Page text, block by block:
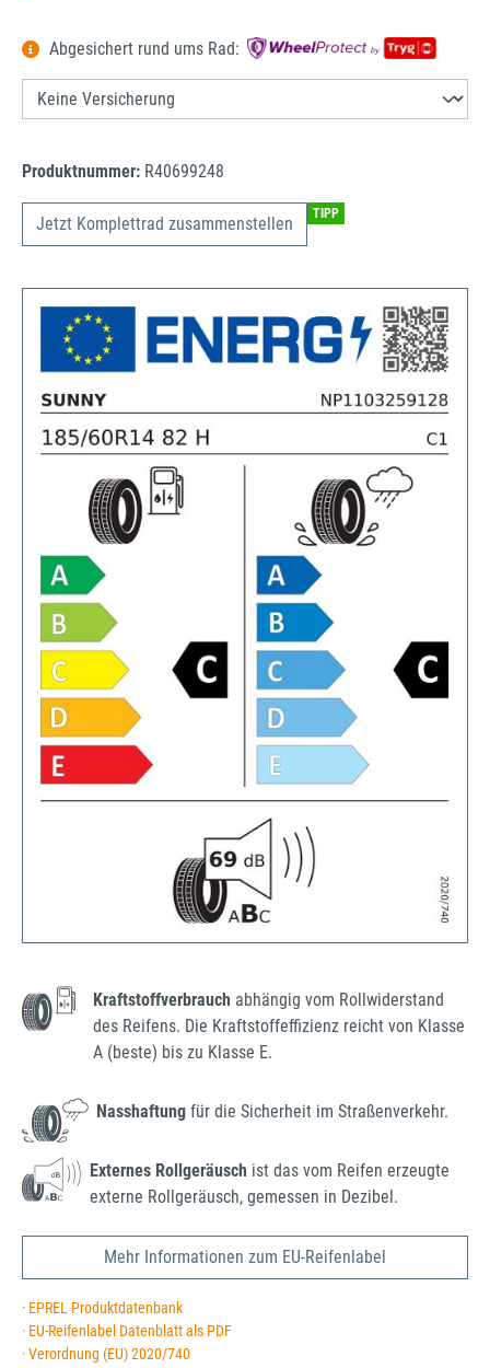
Abgesichert rund ums Rad:
Produktnummer: R40699248
Jetzt Komplettrad zusammenstellen TIPP
Kraftstoffverbrauch abhängig vom Rollwiderstand
des Reifens. Die Kraftstoffeffizienz reicht von Klasse
A (beste) bis zu Klasse E.
Nasshaftung für die Sicherheit im Straßenverkehr.
Externes Rollgeräusch ist das vom Reifen erzeugte
externe Rollgeräusch, gemessen in Dezibel.
Mehr Informationen zum EU-Reifenlabel
· EPREL Produktdatenbank
· EU-Reifenlabel Datenblatt als PDF
· Verordnung (EU) 2020/740